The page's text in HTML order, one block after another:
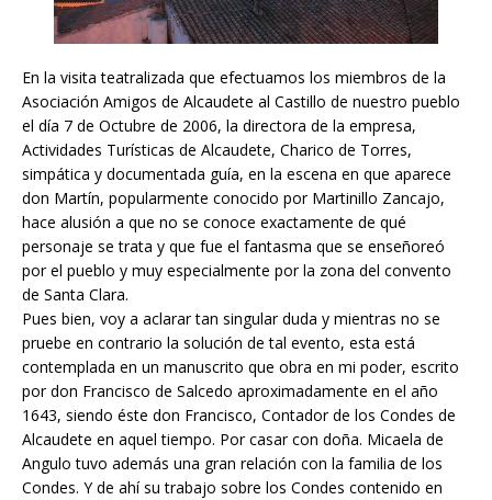
En la visita teatralizada que efectuamos los miembros de la
Asociación Amigos de Alcaudete al Castillo de nuestro pueblo
el día 7 de Octubre de 2006, la directora de la empresa,
Actividades Turísticas de Alcaudete, Charico de Torres,
simpática y documentada guía, en la escena en que aparece
don Martín, popularmente conocido por Martinillo Zancajo,
hace alusión a que no se conoce exactamente de qué
personaje se trata y que fue el fantasma que se enseñoreó
por el pueblo y muy especialmente por la zona del convento
de Santa Clara.
Pues bien, voy a aclarar tan singular duda y mientras no se
pruebe en contrario la solución de tal evento, esta está
contemplada en un manuscrito que obra en mi poder, escrito
por don Francisco de Salcedo aproximadamente en el año
1643, siendo éste don Francisco, Contador de los Condes de
Alcaudete en aquel tiempo. Por casar con doña. Micaela de
Angulo tuvo además una gran relación con la familia de los
Condes. Y de ahí su trabajo sobre los Condes contenido en